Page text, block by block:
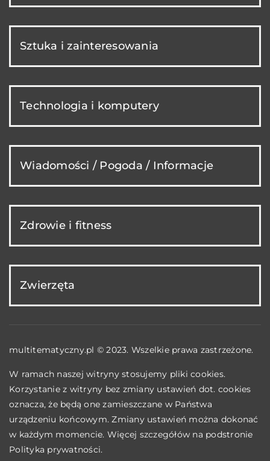
Sztuka i zainteresowania
Technologia i komputery
Wiadomości / Pogoda / Informacje
Zdrowie i fitness
Zwierzęta
multitematyczny.pl © 2023. Wszelkie prawa zastrzeżone.
W ramach naszej witryny stosujemy pliki cookies.
Korzystanie z witryny bez zmiany ustawień dot. cookies
oznacza, że będą one zamieszczane w Państwa
urządzeniu końcowym. Zmiany ustawień można dokonać
w każdym momencie. Więcej szczegółów na podstronie
Polityka prywatności.